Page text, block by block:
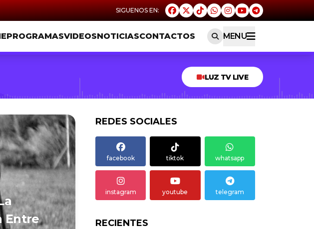
PROGRAMASVIDEOSNOTICIASCONTACTOS MENU
LUZ TV LIVE
Entre
REDES SOCIALES
facebook tiktok whatsapp
instagram youtube telegram
RECIENTES